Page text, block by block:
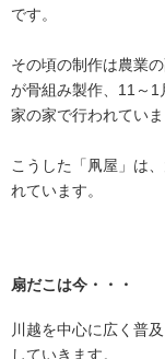
です。
その頃の制作は農業
が骨組み製作、11～1
家の家で行われてい
こうした「凧屋」は
れています。
扇だこは今・・・
川越を中心に広く普
していきます。